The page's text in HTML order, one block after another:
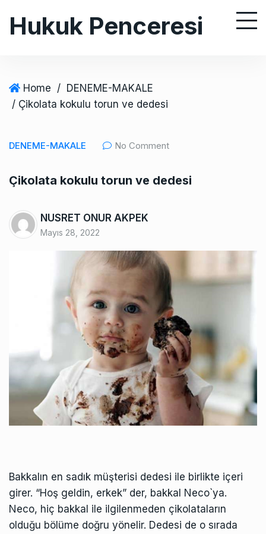
Hukuk Penceresi
Home / DENEME-MAKALE
/ Çikolata kokulu torun ve dedesi
DENEME-MAKALE No Comment
Çikolata kokulu torun ve dedesi
NUSRET ONUR AKPEK
Mayıs 28, 2022
Bakkalın en sadık müşterisi dedesi ile birlikte içeri
girer. “Hoş geldin, erkek” der, bakkal Neco`ya.
Neco, hiç bakkal ile ilgilenmeden çikolataların
olduğu bölüme doğru yönelir. Dedesi de o sırada